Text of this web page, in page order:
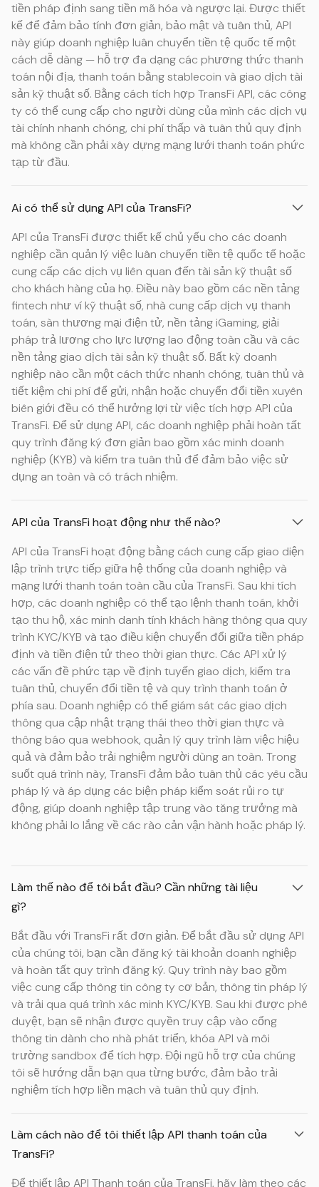
tiền pháp định sang tiền mã hóa và ngược lại. Được thiết
kế để đảm bảo tính đơn giản, bảo mật và tuân thủ, API
này giúp doanh nghiệp luân chuyển tiền tệ quốc tế một
cách dễ dàng — hỗ trợ đa dạng các phương thức thanh
toán nội địa, thanh toán bằng stablecoin và giao dịch tài
sản kỹ thuật số. Bằng cách tích hợp TransFi API, các công
ty có thể cung cấp cho người dùng của mình các dịch vụ
tài chính nhanh chóng, chi phí thấp và tuân thủ quy định
mà không cần phải xây dựng mạng lưới thanh toán phức
tạp từ đầu.
Ai có thể sử dụng API của TransFi?
API của TransFi được thiết kế chủ yếu cho các doanh
nghiệp cần quản lý việc luân chuyển tiền tệ quốc tế hoặc
cung cấp các dịch vụ liên quan đến tài sản kỹ thuật số
cho khách hàng của họ. Điều này bao gồm các nền tảng
fintech như ví kỹ thuật số, nhà cung cấp dịch vụ thanh
toán, sàn thương mại điện tử, nền tảng iGaming, giải
pháp trả lương cho lực lượng lao động toàn cầu và các
nền tảng giao dịch tài sản kỹ thuật số. Bất kỳ doanh
nghiệp nào cần một cách thức nhanh chóng, tuân thủ và
tiết kiệm chi phí để gửi, nhận hoặc chuyển đổi tiền xuyên
biên giới đều có thể hưởng lợi từ việc tích hợp API của
TransFi. Để sử dụng API, các doanh nghiệp phải hoàn tất
quy trình đăng ký đơn giản bao gồm xác minh doanh
nghiệp (KYB) và kiểm tra tuân thủ để đảm bảo việc sử
dụng an toàn và có trách nhiệm.
API của TransFi hoạt động như thế nào?
API của TransFi hoạt động bằng cách cung cấp giao diện
lập trình trực tiếp giữa hệ thống của doanh nghiệp và
mạng lưới thanh toán toàn cầu của TransFi. Sau khi tích
hợp, các doanh nghiệp có thể tạo lệnh thanh toán, khởi
tạo thu hộ, xác minh danh tính khách hàng thông qua quy
trình KYC/KYB và tạo điều kiện chuyển đổi giữa tiền pháp
định và tiền điện tử theo thời gian thực. Các API xử lý
các vấn đề phức tạp về định tuyến giao dịch, kiểm tra
tuân thủ, chuyển đổi tiền tệ và quy trình thanh toán ở
phía sau. Doanh nghiệp có thể giám sát các giao dịch
thông qua cập nhật trạng thái theo thời gian thực và
thông báo qua webhook, quản lý quy trình làm việc hiệu
quả và đảm bảo trải nghiệm người dùng an toàn. Trong
suốt quá trình này, TransFi đảm bảo tuân thủ các yêu cầu
pháp lý và áp dụng các biện pháp kiểm soát rủi ro tự
động, giúp doanh nghiệp tập trung vào tăng trưởng mà
không phải lo lắng về các rào cản vận hành hoặc pháp lý.
Làm thế nào để tôi bắt đầu? Cần những tài liệu
gì?
Bắt đầu với TransFi rất đơn giản. Để bắt đầu sử dụng API
của chúng tôi, bạn cần đăng ký tài khoản doanh nghiệp
và hoàn tất quy trình đăng ký. Quy trình này bao gồm
việc cung cấp thông tin công ty cơ bản, thông tin pháp lý
và trải qua quá trình xác minh KYC/KYB. Sau khi được phê
duyệt, bạn sẽ nhận được quyền truy cập vào cổng
thông tin dành cho nhà phát triển, khóa API và môi
trường sandbox để tích hợp. Đội ngũ hỗ trợ của chúng
tôi sẽ hướng dẫn bạn qua từng bước, đảm bảo trải
nghiệm tích hợp liền mạch và tuân thủ quy định.
Làm cách nào để tôi thiết lập API thanh toán của
TransFi?
Để thiết lập API Thanh toán của TransFi, hãy làm theo các